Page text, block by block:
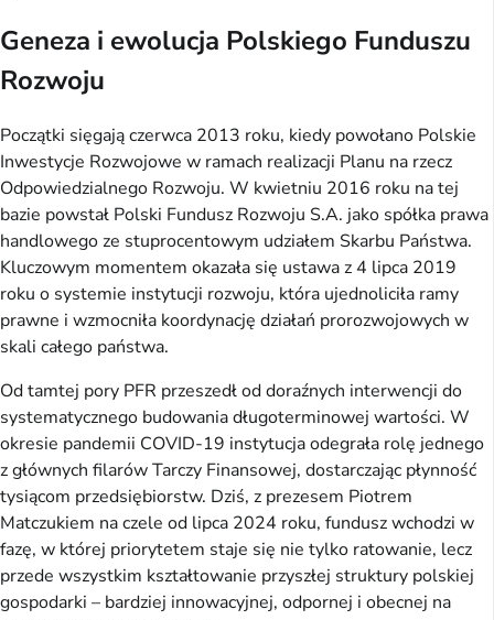
Geneza i ewolucja Polskiego Funduszu
Rozwoju
Początki sięgają czerwca 2013 roku, kiedy powołano Polskie
Inwestycje Rozwojowe w ramach realizacji Planu na rzecz
Odpowiedzialnego Rozwoju. W kwietniu 2016 roku na tej
bazie powstał Polski Fundusz Rozwoju S.A. jako spółka prawa
handlowego ze stuprocentowym udziałem Skarbu Państwa.
Kluczowym momentem okazała się ustawa z 4 lipca 2019
roku o systemie instytucji rozwoju, która ujednoliciła ramy
prawne i wzmocniła koordynację działań prorozwojowych w
skali całego państwa.
Od tamtej pory PFR przeszedł od doraźnych interwencji do
systematycznego budowania długoterminowej wartości. W
okresie pandemii COVID-19 instytucja odegrała rolę jednego
z głównych filarów Tarczy Finansowej, dostarczając płynność
tysiącom przedsiębiorstw. Dziś, z prezesem Piotrem
Matczukiem na czele od lipca 2024 roku, fundusz wchodzi w
fazę, w której priorytetem staje się nie tylko ratowanie, lecz
przede wszystkim kształtowanie przyszłej struktury polskiej
gospodarki – bardziej innowacyjnej, odpornej i obecnej na